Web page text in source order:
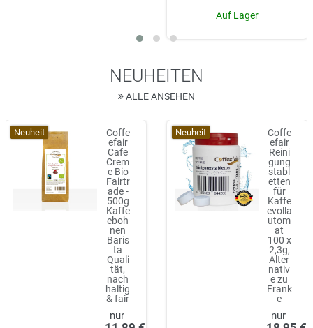
Auf Lager
NEUHEITEN
ALLE ANSEHEN
Neuheit
Coffe
efair
Cafe
Crem
e Bio
Fairtr
ade -
500g
Kaffe
eboh
nen
Baris
ta
Quali
tät,
nach
haltig
& fair
Neuheit
Coffe
efair
Reini
gung
stabl
etten
für
Kaffe
evolla
utom
at
100 x
2,3g,
Alter
nativ
e zu
Frank
e